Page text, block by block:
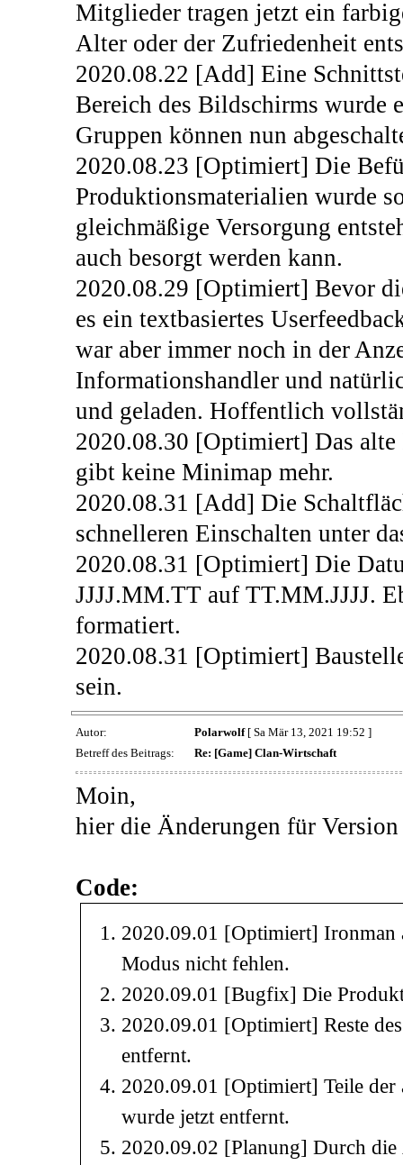
Mitglieder tragen jetzt ein
Alter oder der Zufriedenheit
2020.08.22 [Add] Eine
Bereich des Bildschirms wurde
Gruppen können nun
2020.08.23 [Optimiert] Die
Produktionsmaterialien wurde
gleichmäßige Versorgung
auch besorgt werden kann.
2020.08.29 [Optimiert] Bevor
es ein textbasiertes
war aber immer noch in der
Informationshandler und
und geladen. Hoffentlich
2020.08.30 [Optimiert] Das
gibt keine Minimap mehr.
2020.08.31 [Add] Die
schnelleren Einschalten unter
2020.08.31 [Optimiert] Die
JJJJ.MM.TT auf TT.MM.JJJJ.
formatiert.
2020.08.31 [Optimiert]
sein.
Autor: Polarwolf[ Sa Mär 13, 2021 19:52 ]
Betreff des Beitrags:
Re: [Game] Clan-Wirtschaft
Moin,
hier die Änderungen für
Code:
2020.09.01 [Optimiert] Ironman
Modus nicht fehlen.
2020.09.01 [Bugfix] Die
2020.09.01 [Optimiert] Reste
entfernt.
2020.09.01 [Optimiert] Teile
wurde jetzt entfernt.
2020.09.02 [Planung] Durch die